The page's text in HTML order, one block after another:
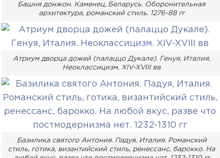
Башня донжон. Каменец, Беларусь. Оборонительная
архитектура, романский стиль. 1276-88 гг
Атриум дворца дожей (палаццо Дукале). Генуя, Италия.
Неоклассицизм. XIV-XVIII вв
Базилика святого Антония. Падуя, Италия. Романский
стиль, готика, византийский стиль, ренессанс, барокко. На